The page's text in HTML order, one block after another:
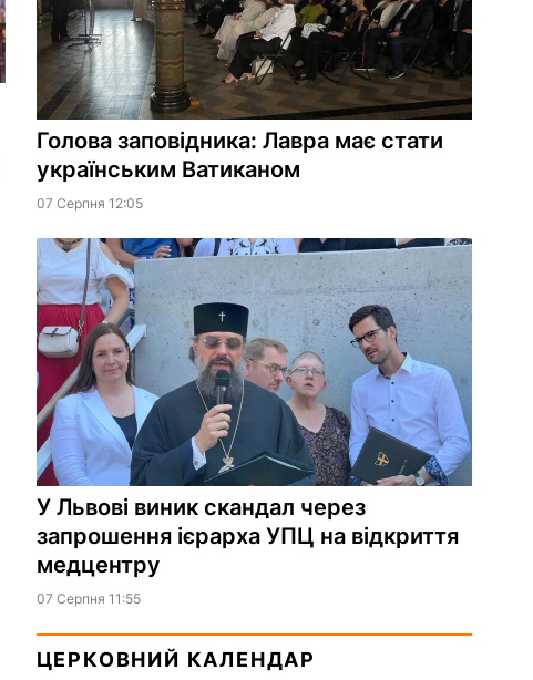
Голова заповідника: Лавра має стати
українським Ватиканом
07 Серпня 12:05
У Львові виник скандал через
запрошення ієрарха УПЦ на відкриття
медцентру
07 Серпня 11:55
ЦЕРКОВНИЙ КАЛЕНДАР